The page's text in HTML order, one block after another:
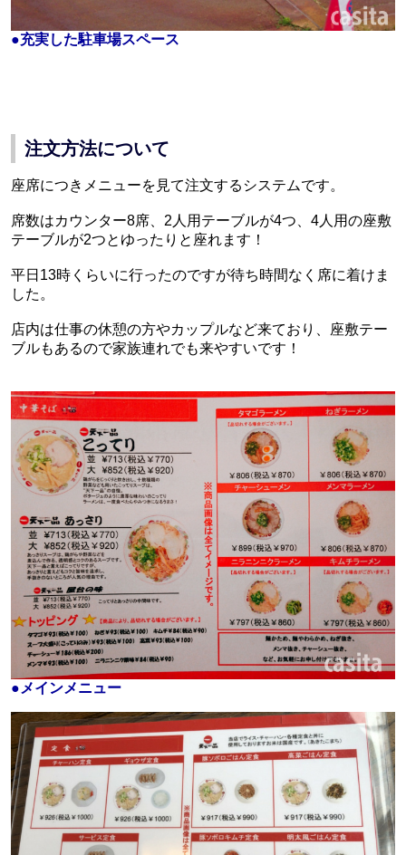
●充実した駐車場スペース
注文方法について
座席につきメニューを見て注文するシステムです。
席数はカウンター8席、2人用テーブルが4つ、4人用の座敷
テーブルが2つとゆったりと座れます！
平日13時くらいに行ったのですが待ち時間なく席に着けま
した。
店内は仕事の休憩の方やカップルなど来ており、座敷テー
ブルもあるので家族連れでも来やすいです！
● メインメニュー